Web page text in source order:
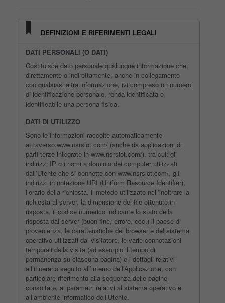
DEFINIZIONI E RIFERIMENTI LEGALI
DATI PERSONALI (O DATI)
Costituisce dato personale qualunque informazione che,
direttamente o indirettamente, anche in collegamento
con qualsiasi altra informazione, ivi compreso un numero
di identificazione personale, renda identificata o
identificabile una persona fisica.
DATI DI UTILIZZO
Sono le informazioni raccolte automaticamente
attraverso www.nsrslot.com/ (anche da applicazioni di
parti terze integrate in www.nsrslot.com/), tra cui: gli
indirizzi IP o i nomi a dominio dei computer utilizzati
dall’Utente che si connette con www.nsrslot.com/, gli
indirizzi in notazione URI (Uniform Resource Identifier),
l’orario della richiesta, il metodo utilizzato nell’inoltrare la
richiesta al server, la dimensione del file ottenuto in
risposta, il codice numerico indicante lo stato della
risposta dal server (buon fine, errore, ecc.) il paese di
provenienza, le caratteristiche del browser e del sistema
operativo utilizzati dal visitatore, le varie connotazioni
temporali della visita (ad esempio il tempo di
permanenza su ciascuna pagina) e i dettagli relativi
all’itinerario seguito all’interno dell’Applicazione, con
particolare riferimento alla sequenza delle pagine
consultate, ai parametri relativi al sistema operativo e
all’ambiente informatico dell’Utente.